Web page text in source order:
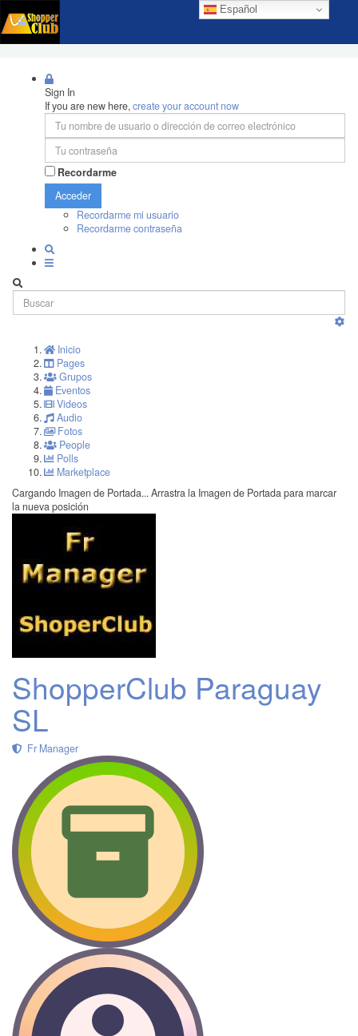
Español
Sign In
If you are new here,create your account now
Recordarme
Acceder
Recordarme mi usuario
Recordarme contraseña
Inicio
Pages
Grupos
Eventos
Videos
Audio
Fotos
People
Polls
Marketplace
Cargando Imagen de Portada... Arrastra la Imagen de Portada para marcar
la nueva posición
ShopperClub Paraguay
SL
Fr Manager